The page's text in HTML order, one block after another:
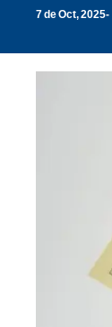
7 de Oct, 2025